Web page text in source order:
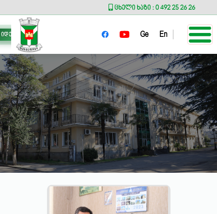
ცხელი ხაზი : 0 492 25 26 26
იდეა მერს Ge En